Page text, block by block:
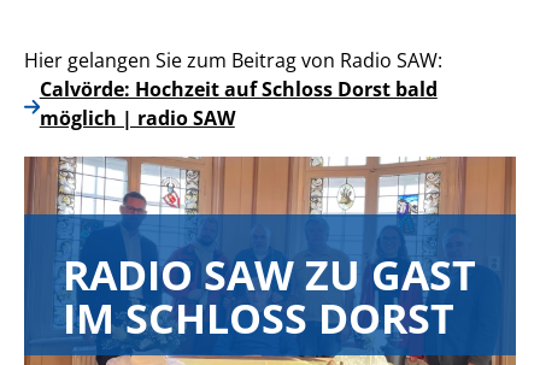
Hier gelangen Sie zum Beitrag von Radio SAW:
Calvörde: Hochzeit auf Schloss Dorst bald
möglich | radio SAW
RADIO SAW ZU GAST
IM SCHLOSS DORST